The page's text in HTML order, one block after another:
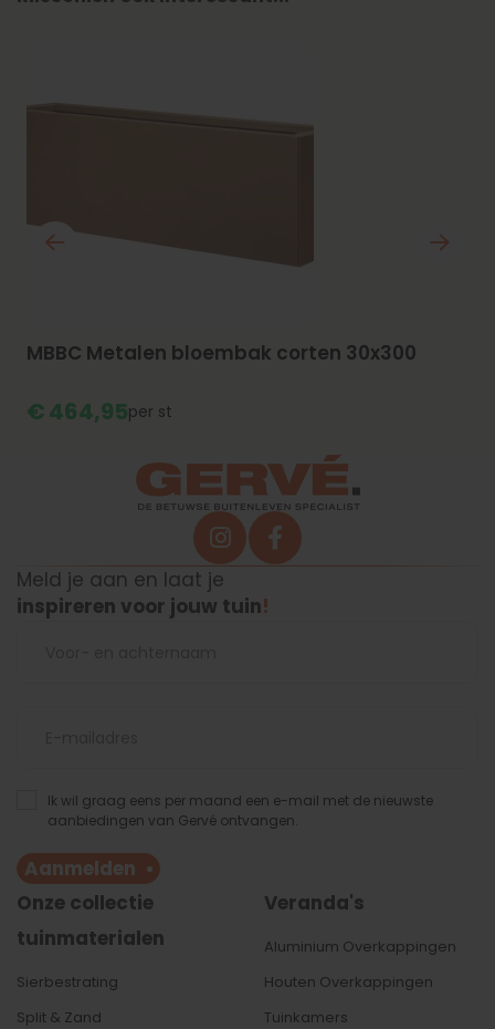
MBBC Metalen bloembak corten 30x300
€464,95 st
Meld je aan en laat je
inspireren voor jouw tuin!
Ik wil graag eens per maand een e-mail met de nieuwste
aanbiedingen van Gervé ontvangen.
Aanmelden
Onze collectie
tuinmaterialen
Sierbestrating
Split & Zand
Veranda's
Aluminium Overkappingen
Houten Overkappingen
Tuinkamers